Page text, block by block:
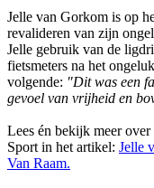
Jelle van Gorkom is op
revalideren van zijn
Jelle gebruik van de
fietsmeters na het
volgende: "Dit was een
gevoel van vrijheid en
Lees én bekijk meer
Sport in het artikel: Jelle
Van Raam.